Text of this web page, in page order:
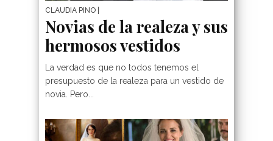
CLAUDIA PINO
Novias de la realeza y sus
hermosos vestidos
La verdad es que no todos tenemos el
presupuesto de la realeza para un vestido de
novia. Pero...